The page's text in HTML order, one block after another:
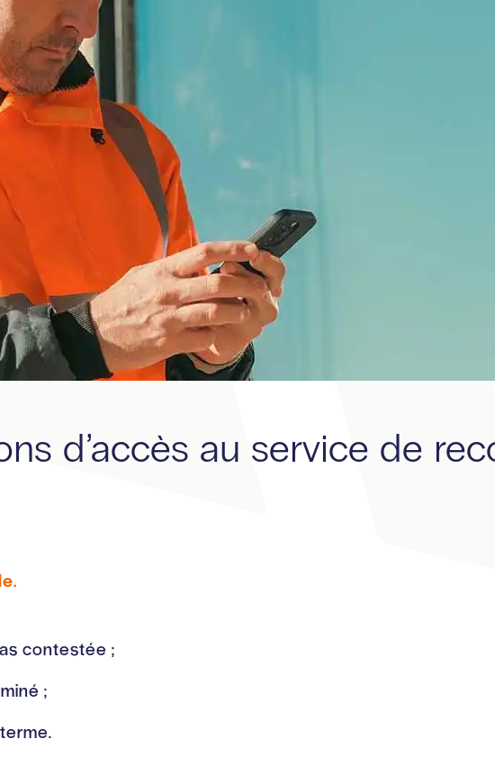
d’accès au service de
contestée ;
;